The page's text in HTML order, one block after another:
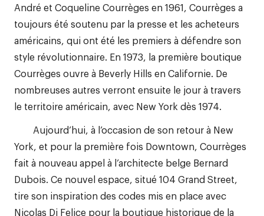
André et Coqueline Courrèges en 1961, Courrèges a
toujours été soutenu par la presse et les acheteurs
américains, qui ont été les premiers à défendre son
style révolutionnaire. En 1973, la première boutique
Courrèges ouvre à Beverly Hills en Californie. De
nombreuses autres verront ensuite le jour à travers
le territoire américain, avec New York dès 1974.
Aujourd’hui, à l’occasion de son retour à New
York, et pour la première fois Downtown, Courrèges
fait à nouveau appel à l’architecte belge Bernard
Dubois. Ce nouvel espace, situé 104 Grand Street,
tire son inspiration des codes mis en place avec
Nicolas Di Felice pour la boutique historique de la